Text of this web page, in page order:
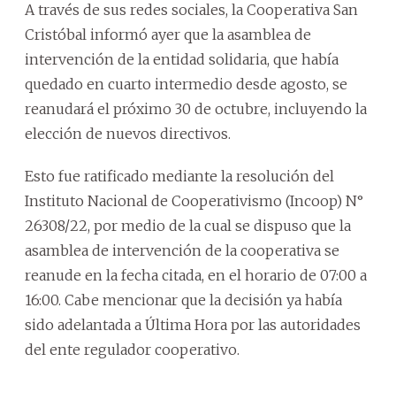
A través de sus redes sociales, la Cooperativa San
Cristóbal informó ayer que la asamblea de
intervención de la entidad solidaria, que había
quedado en cuarto intermedio desde agosto, se
reanudará el próximo 30 de octubre, incluyendo la
elección de nuevos directivos.
Esto fue ratificado mediante la resolución del
Instituto Nacional de Cooperativismo (Incoop) N°
26308/22, por medio de la cual se dispuso que la
asamblea de intervención de la cooperativa se
reanude en la fecha citada, en el horario de 07:00 a
16:00. Cabe mencionar que la decisión ya había
sido adelantada a Última Hora por las autoridades
del ente regulador cooperativo.